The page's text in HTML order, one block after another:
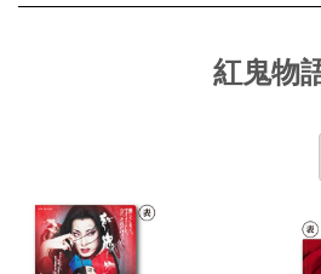
紅鬼物